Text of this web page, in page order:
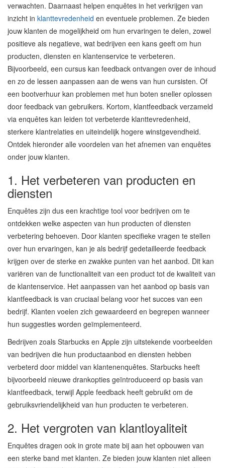
verwachten. Daarnaast helpen enquêtes in het verkrijgen van
inzicht in klanttevredenheid en eventuele problemen. Ze bieden
jouw klanten de mogelijkheid om hun ervaringen te delen, zowel
positieve als negatieve, wat bedrijven een kans geeft om hun
producten, diensten en klantenservice te verbeteren.
Bijvoorbeeld, een cursus kan feedback ontvangen over de inhoud
en zo de lessen aanpassen aan de wens van hun cursisten. Of
een bootverhuur kan problemen met hun boten sneller oplossen
door feedback van gebruikers. Kortom, klantfeedback verzameld
via enquêtes kan leiden tot verbeterde klanttevredenheid,
sterkere klantrelaties en uiteindelijk hogere winstgevendheid.
Ontdek hieronder alle voordelen van het afnemen van enquêtes
onder jouw klanten.
1. Het verbeteren van producten en
diensten
Enquêtes zijn dus een krachtige tool voor bedrijven om te
ontdekken welke aspecten van hun producten of diensten
verbetering behoeven. Door klanten specifieke vragen te stellen
over hun ervaringen, kan je als bedrijf gedetailleerde feedback
krijgen over de sterke en zwakke punten van het aanbod. Dit kan
variëren van de functionaliteit van een product tot de kwaliteit van
de klantenservice. Het aanpassen van het aanbod op basis van
klantfeedback is van cruciaal belang voor het succes van een
bedrijf. Klanten voelen zich gewaardeerd en begrepen wanneer
hun suggesties worden geïmplementeerd.
Bedrijven zoals Starbucks en Apple zijn uitstekende voorbeelden
van bedrijven die hun productaanbod en diensten hebben
verbeterd door middel van klantenenquêtes. Starbucks heeft
bijvoorbeeld nieuwe drankopties geïntroduceerd op basis van
klantfeedback, terwijl Apple feedback heeft gebruikt om de
gebruiksvriendelijkheid van hun producten te verbeteren.
2. Het vergroten van klantloyaliteit
Enquêtes dragen ook in grote mate bij aan het opbouwen van
een sterke band met klanten. Ze bieden jouw klanten niet alleen